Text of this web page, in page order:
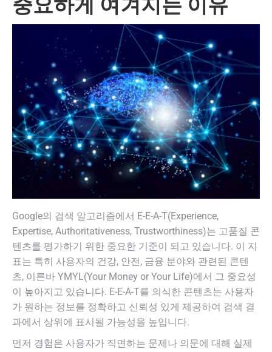
Google의 검색 알고리즘에서 E-E-A-T(Experience,
Expertise, Authoritativeness, Trustworthiness)는 고품질 콘
텐츠를 평가하기 위한 중요한 기준이 되고 있습니다. 이 지
표는 특히 사용자의 건강, 안전, 금융 분야와 관련된 콘텐
츠, 이른바 YMYL(Your Money or Your Life)에서 그 중요성
이 높아지고 있습니다. E-E-A-T를 의식한 콘텐츠는 사용자
가 원하는 정보를 정확하고 신뢰성 있게 제공하여 검색 결
과에서 상위에 표시될 가능성을 높입니다.
먼저 경험은 사용자가 직면하는 문제나 의문에 대해 실제